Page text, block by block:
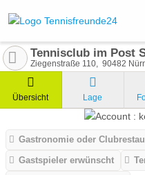
Tennisclub im Post
Ziegenstraße 110 90482
Übersicht Lage
Gastronomie oder
Gastspieler erwünscht